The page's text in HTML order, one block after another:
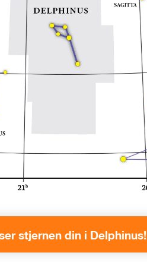
stjernen din i Delphinus!